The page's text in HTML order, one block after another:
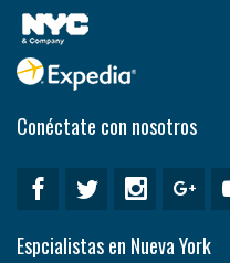
Conéctate con nosotros
Espcialistas en Nueva York